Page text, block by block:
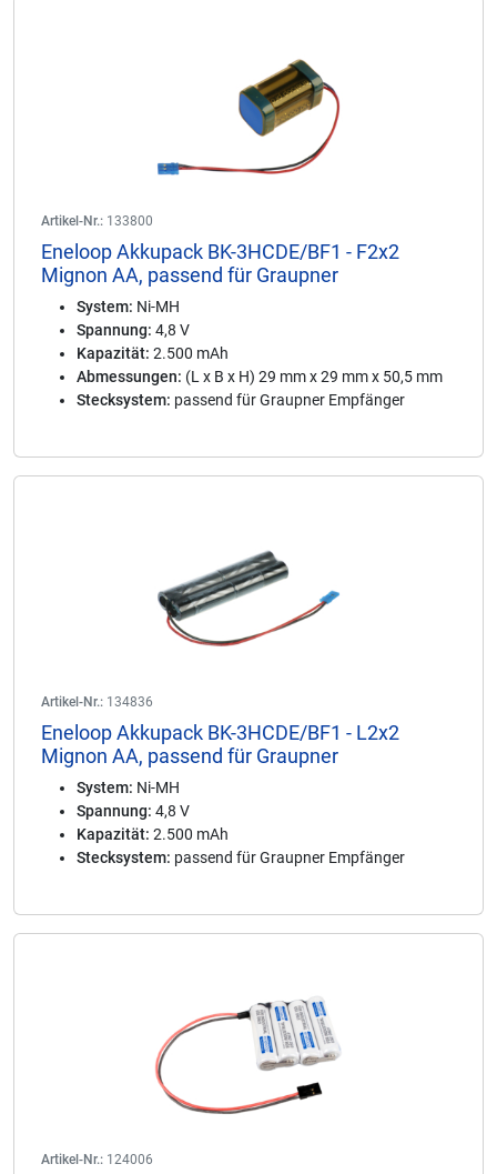
Artikel-Nr.: 133800
Eneloop Akkupack BK-3HCDE/BF1 - F2x2
Mignon AA, passend für Graupner
System: Ni-MH
Spannung: 4,8 V
Kapazität: 2.500 mAh
Abmessungen: (L x B x H) 29 mm x 29 mm x 50,5 mm
Stecksystem: passend für Graupner Empfänger
Artikel-Nr.: 134836
Eneloop Akkupack BK-3HCDE/BF1 - L2x2
Mignon AA, passend für Graupner
System: Ni-MH
Spannung: 4,8 V
Kapazität: 2.500 mAh
Stecksystem: passend für Graupner Empfänger
Artikel-Nr.: 124006